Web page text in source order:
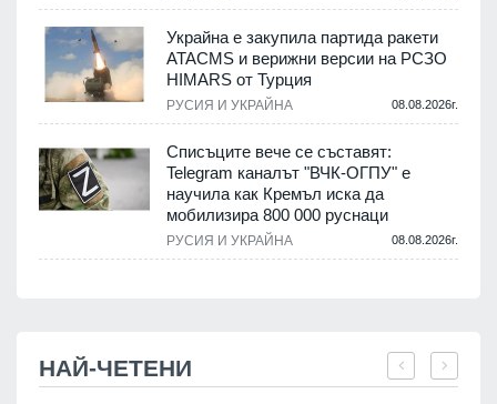
Украйна е закупила партида ракети
ATACMS и верижни версии на РСЗО
HIMARS от Турция
РУСИЯ И УКРАЙНА 08.08.2026г.
Списъците вече се съставят:
Telegram каналът "ВЧК-ОГПУ" е
научила как Кремъл иска да
мобилизира 800 000 руснаци
РУСИЯ И УКРАЙНА 08.08.2026г.
НАЙ-ЧЕТЕНИ